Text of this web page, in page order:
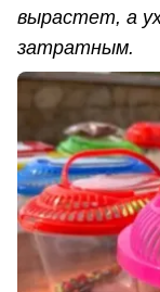
вырастет, а
затратным.